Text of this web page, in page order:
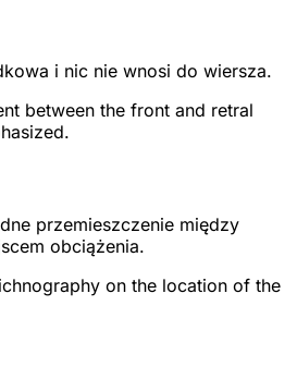
i nic nie wnosi do wiersza.
between the front and retral
przemieszczenie między
obciążenia.
on the location of the